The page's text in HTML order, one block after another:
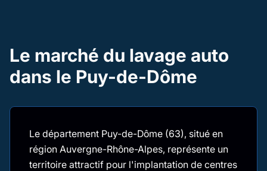
Le marché du lavage auto
dans le Puy-de-Dôme
Le département Puy-de-Dôme (63), situé en
région Auvergne-Rhône-Alpes, représente un
territoire attractif pour l'implantation de centres